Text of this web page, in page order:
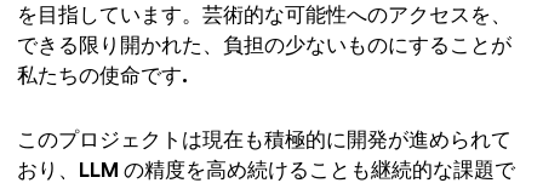
を目指しています。芸術的な可能性へのアクセスを、
できる限り開かれた、負担の少ないものにすることが
私たちの使命です.
このプロジェクトは現在も積極的に開発が進められて
おり、LLM の精度を高め続けることも継続的な課題で